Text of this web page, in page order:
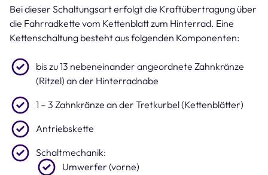
Bei dieser Schaltungsart erfolgt die Kraftübertragung über
die Fahrradkette vom Kettenblatt zum Hinterrad. Eine
Kettenschaltung besteht aus folgenden Komponenten:
bis zu 13 nebeneinander angeordnete Zahnkränze
(Ritzel) an der Hinterradnabe
1 – 3 Zahnkränze an der Tretkurbel (Kettenblätter)
Antriebskette
Schaltmechanik:
Umwerfer (vorne)